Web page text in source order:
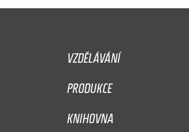
VZDĚLÁVÁNÍ
PRODUKCE
KNIHOVNA